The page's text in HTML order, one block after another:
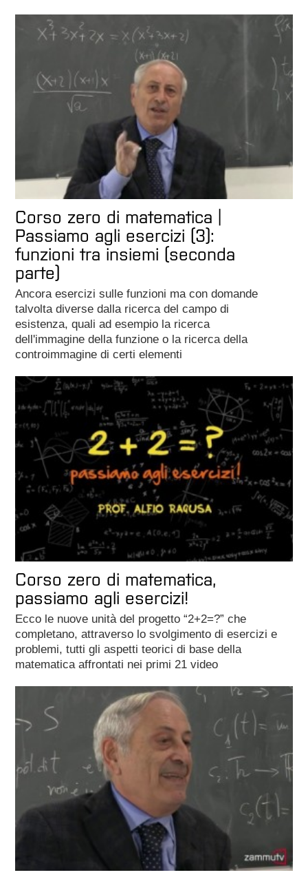
Corso zero di matematica |
Passiamo agli esercizi (3):
funzioni tra insiemi (seconda
parte)
Ancora esercizi sulle funzioni ma con domande
talvolta diverse dalla ricerca del campo di
esistenza, quali ad esempio la ricerca
dell'immagine della funzione o la ricerca della
controimmagine di certi elementi
Corso zero di matematica,
passiamo agli esercizi!
Ecco le nuove unità del progetto “2+2=?” che
completano, attraverso lo svolgimento di esercizi e
problemi, tutti gli aspetti teorici di base della
matematica affrontati nei primi 21 video